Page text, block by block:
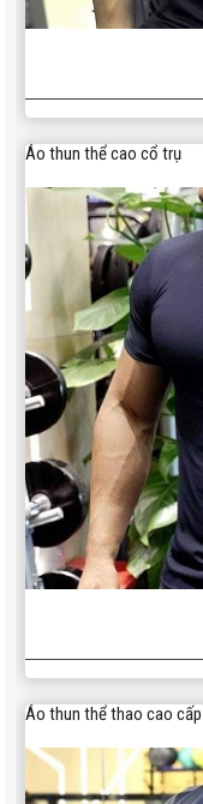
Áo thun thể cao cổ trụ
Áo thun thể thao cao cấp